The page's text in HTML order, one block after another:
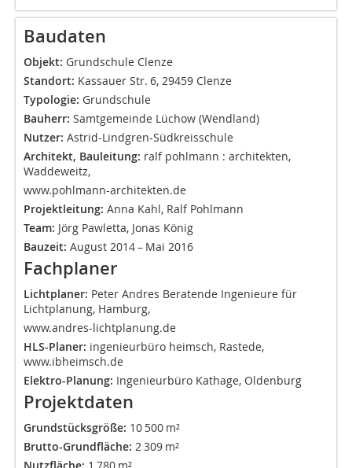
Baudaten
Objekt: Grundschule Clenze
Standort: Kassauer Str. 6, 29459 Clenze
Typologie: Grundschule
Bauherr: Samtgemeinde Lüchow (Wendland)
Nutzer: Astrid-Lindgren-Südkreisschule
Architekt, Bauleitung: ralf pohlmann : architekten,
Waddeweitz,
www.pohlmann-architekten.de
Projektleitung: Anna Kahl, Ralf Pohlmann
Team: Jörg Pawletta, Jonas König
Bauzeit: August 2014 – Mai 2016
Fachplaner
Lichtplaner: Peter Andres Beratende Ingenieure für
Lichtplanung, Hamburg,
www.andres-lichtplanung.de
HLS-Planer: ingenieurbüro heimsch, Rastede,
www.ibheimsch.de
Elektro-Planung: Ingenieurbüro Kathage, Oldenburg
Projektdaten
Grundstücksgröße: 10 500 m²
Brutto-Grundfläche: 2 309 m²